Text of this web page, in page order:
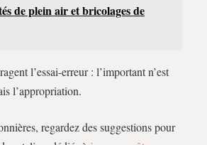
de plein air et bricolages de
l’essai-erreur : l’important n’est
l’appropriation.
regardez des suggestions pour